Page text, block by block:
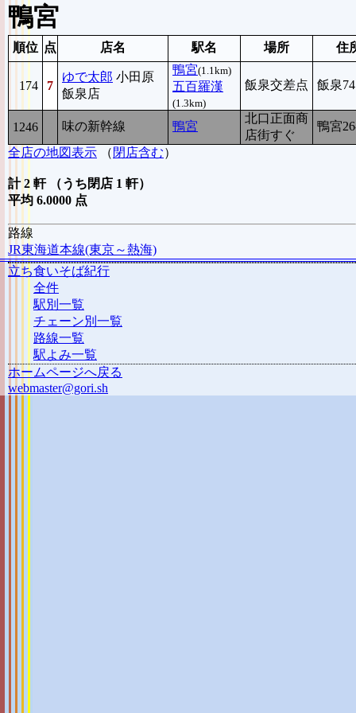
鴨宮
順位 点 店名 駅名 場所 住
174 7
ゆで太郎 小田原
飯泉店
鴨宮(1.1km)
五百羅漢
(1.3km)
飯泉交差点 飯泉
1246 味の新幹線 鴨宮
北口正面商
店街すぐ
鴨宮
全店の地図表示 （ 閉店含む）
計 2 軒 （うち閉店 1 軒）
平均 6.0000 点
路線
JR東海道本線(東京～熱海)
立ち食いそば紀行
全件
駅別一覧
チェーン別一覧
路線一覧
駅よみ一覧
ホームページへ戻る
webmaster@gori.sh